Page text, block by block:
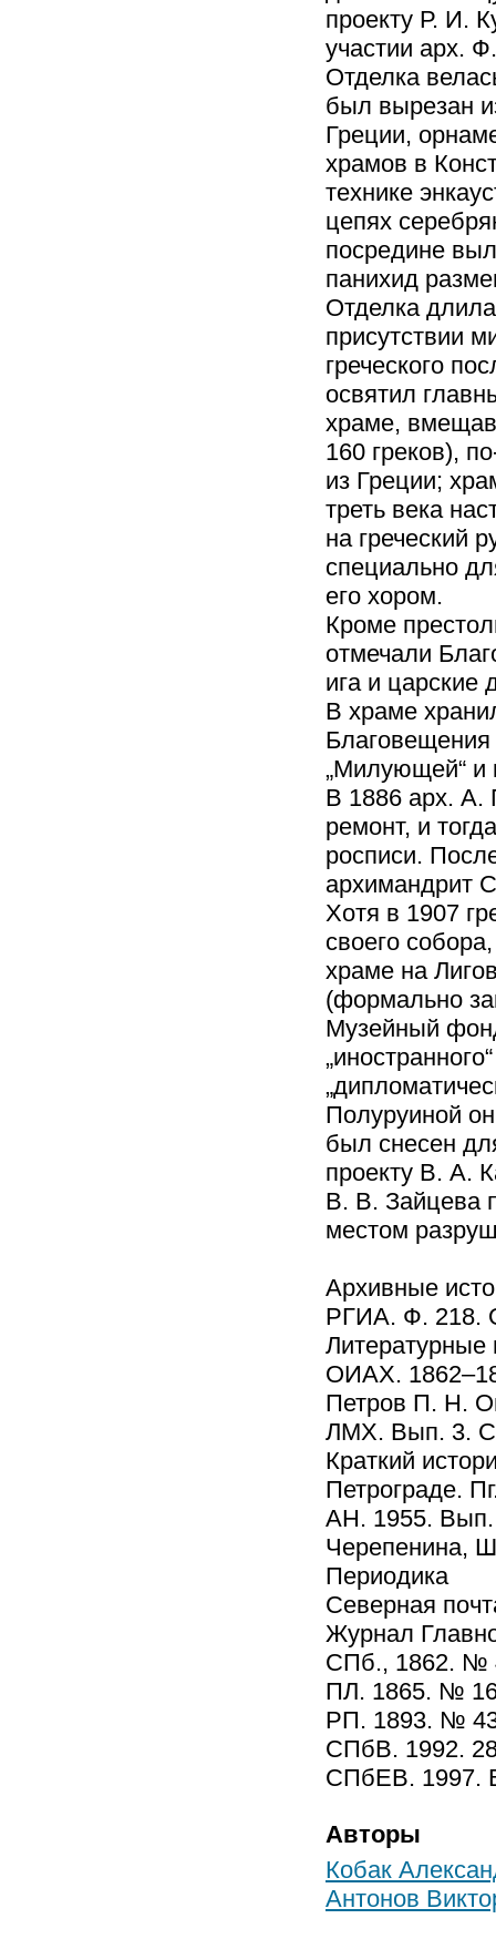
проекту Р. И.
участии арх.
Отделка
был вырезан
Греции,
храмов в
технике
цепях
посредине
панихид
Отделка
присутствии
греческого
освятил
храме,
160 греков),
из Греции;
треть века
на греческий
специально
его хором.
Кроме
отмечали
ига и царские
В храме
„Милующей“ и
В 1886 арх. А.
ремонт, и
росписи.
архимандрит
Хотя в 1907
своего
храме на
(формально
Музейный
Полуруиной
был снесен
проекту В. А.
В. В. Зайцева
местом
Архивные
РГИА. Ф. 218.
Литературные
ОИАХ.
Петров П. Н.
ЛМХ. Вып. 3.
Краткий
Петрограде.
АН. 1955.
Черепенина,
Периодика
Северная
Журнал
СПб., 1862. №
ПЛ. 1865. №
РП. 1893. №
СПбВ. 1992.
СПбЕВ. 1997.
Авторы
Кобак
Антонов